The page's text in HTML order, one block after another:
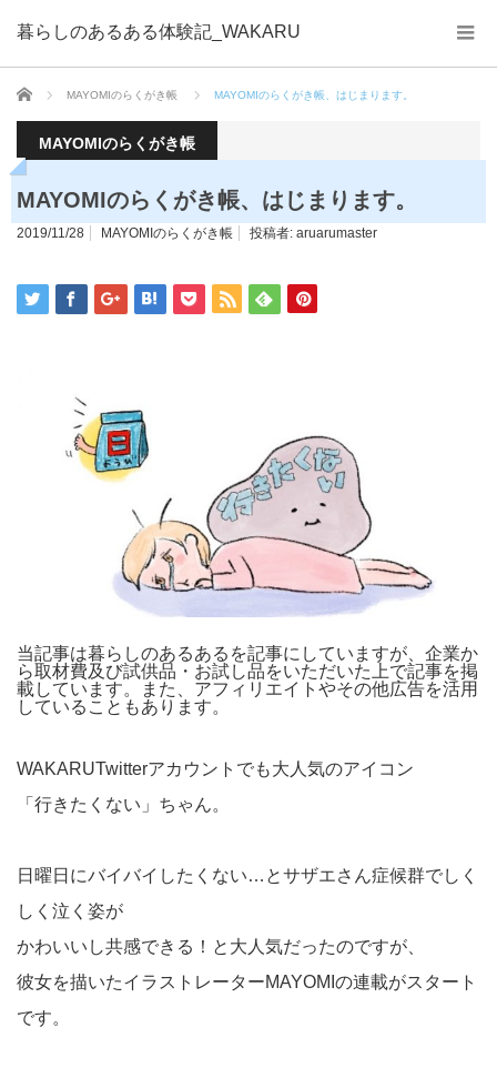
暮らしのあるある体験記_WAKARU
ホーム MAYOMIのらくがき帳 MAYOMIのらくがき帳、はじまります。
MAYOMIのらくがき帳
MAYOMIのらくがき帳、はじまります。
2019/11/28 MAYOMIのらくがき帳 投稿者: aruarumaster
当記事は暮らしのあるあるを記事にしていますが、企業か
ら取材費及び試供品・お試し品をいただいた上で記事を掲
載しています。また、アフィリエイトやその他広告を活用
していることもあります。
WAKARUTwitterアカウントでも大人気のアイコン
「行きたくない」ちゃん。
日曜日にバイバイしたくない…とサザエさん症候群でしく
しく泣く姿が
かわいいし共感できる！と大人気だったのですが、
彼女を描いたイラストレーターMAYOMIの連載がスタート
です。